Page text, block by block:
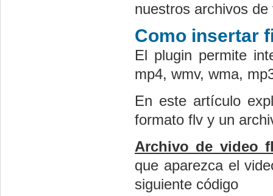
nuestros archivos
Como insertar
El plugin permite
mp4, wmv, wma,
En este artículo
formato flv y un
Archivo de video
que aparezca el
siguiente código